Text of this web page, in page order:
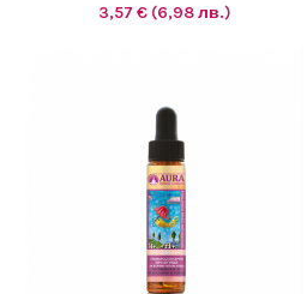
3,57€ (6,98 лв.)